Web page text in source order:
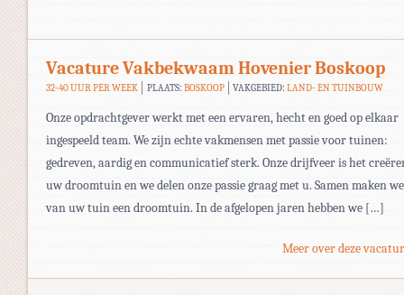
Vacature Vakbekwaam Hovenier Boskoop
32-40 UUR PER WEEK PLAATS: BOSKOOP VAKGEBIED:LAND- EN TUINBOUW
Onze opdrachtgever werkt met een ervaren, hecht en goed op elkaar
ingespeeld team. We zijn echte vakmensen met passie voor tuinen:
gedreven, aardig en communicatief sterk. Onze drijfveer is het
uw droomtuin en we delen onze passie graag met u. Samen maken we
van uw tuin een droomtuin. In de afgelopen jaren hebben we […]
Meer over deze